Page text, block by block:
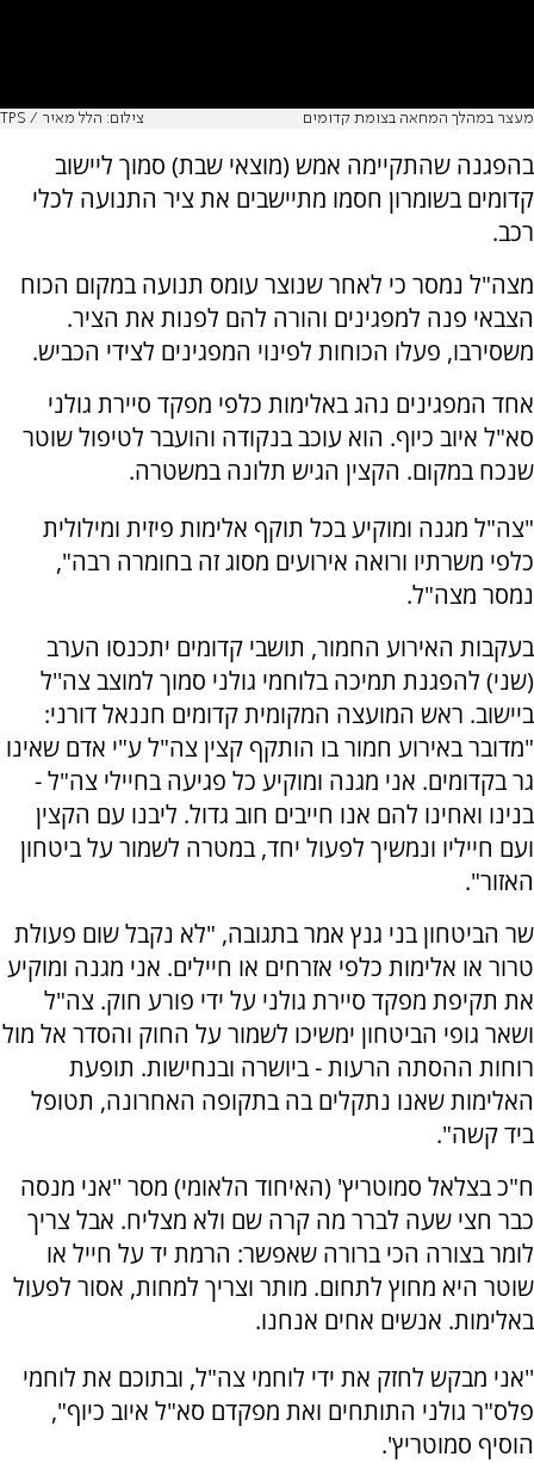
מעצר במהלך המחאה בצומת קדומים צילום: הלל מאיר / TPS
בהפגנה שהתקיימה אמש (מוצאי שבת) סמוך ליישוב
קדומים בשומרון חסמו מתיישבים את ציר התנועה לכלי
רכב.
מצה"ל נמסר כי לאחר שנוצר עומס תנועה במקום הכוח
הצבאי פנה למפגינים והורה להם לפנות את הציר.
משסירבו, פעלו הכוחות לפינוי המפגינים לצידי הכביש.
אחד המפגינים נהג באלימות כלפי מפקד סיירת גולני
סא"ל איוב כיוף. הוא עוכב בנקודה והועבר לטיפול שוטר
שנכח במקום. הקצין הגיש תלונה במשטרה.
"צה"ל מגנה ומוקיע בכל תוקף אלימות פיזית ומילולית
כלפי משרתיו ורואה אירועים מסוג זה בחומרה רבה",
נמסר מצה"ל.
בעקבות האירוע החמור, תושבי קדומים יתכנסו הערב
(שני) להפגנת תמיכה בלוחמי גולני סמוך למוצב צה''ל
ביישוב. ראש המועצה המקומית קדומים חננאל דורני:
"מדובר באירוע חמור בו הותקף קצין צה"ל ע"י אדם שאינו
גר בקדומים. אני מגנה ומוקיע כל פגיעה בחיילי צה"ל -
בנינו ואחינו להם אנו חייבים חוב גדול. ליבנו עם הקצין
ועם חייליו ונמשיך לפעול יחד, במטרה לשמור על ביטחון
האזור".
שר הביטחון בני גנץ אמר בתגובה, "לא נקבל שום פעולת
טרור או אלימות כלפי אזרחים או חיילים. אני מגנה ומוקיע
את תקיפת מפקד סיירת גולני על ידי פורע חוק. צה"ל
ושאר גופי הביטחון ימשיכו לשמור על החוק והסדר אל מול
רוחות ההסתה הרעות - ביושרה ובנחישות. תופעת
האלימות שאנו נתקלים בה בתקופה האחרונה, תטופל
ביד קשה".
ח"כ בצלאל סמוטריץ' (האיחוד הלאומי) מסר ''אני מנסה
כבר חצי שעה לברר מה קרה שם ולא מצליח. אבל צריך
לומר בצורה הכי ברורה שאפשר: הרמת יד על חייל או
שוטר היא מחוץ לתחום. מותר וצריך למחות, אסור לפעול
באלימות. אנשים אחים אנחנו.
''אני מבקש לחזק את ידי לוחמי צה"ל, ובתוכם את לוחמי
פלס"ר גולני התותחים ואת מפקדם סא"ל איוב כיוף",
הוסיף סמוטריץ'.